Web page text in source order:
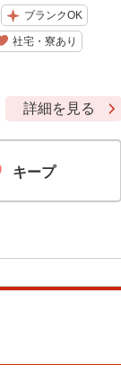
ブランクOK
社宅・寮あり
詳細を見る
キープ